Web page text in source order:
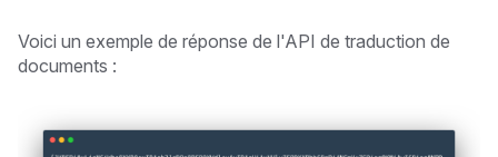
Voici un exemple de réponse de l'API de traduction de
documents :